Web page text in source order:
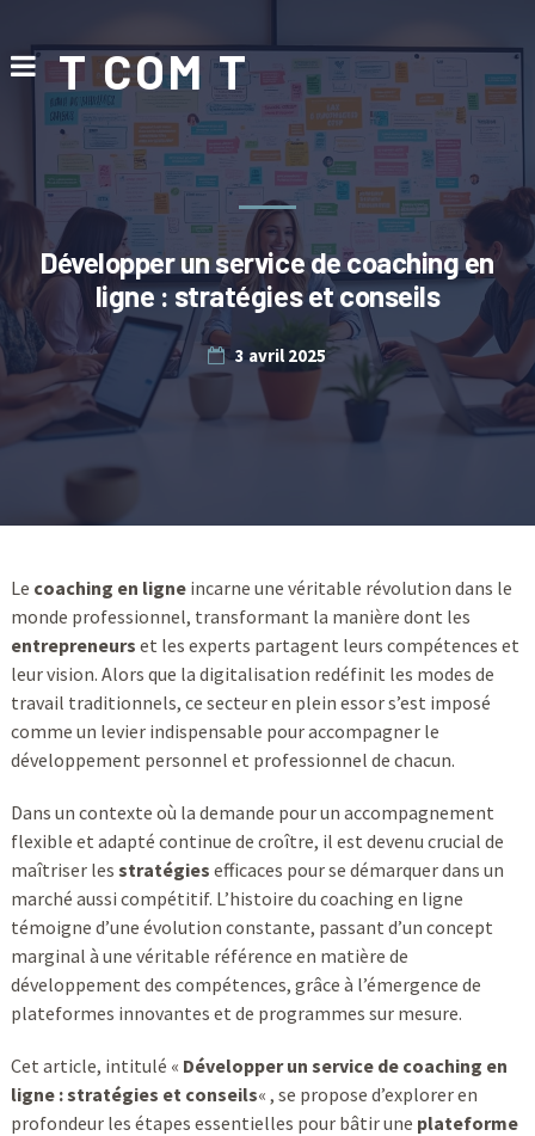
T COM T
Développer un service de coaching en
ligne : stratégies et conseils
3 avril 2025
Le coaching en ligneincarne une véritable révolution dans le
monde professionnel, transformant la manière dont les
entrepreneurs et les experts partagent leurs compétences et
leur vision. Alors que la digitalisation redéfinit les modes de
travail traditionnels, ce secteur en plein essor s’est imposé
comme un levier indispensable pour accompagner le
développement personnel et professionnel de chacun.
Dans un contexte où la demande pour un accompagnement
flexible et adapté continue de croître, il est devenu crucial de
maîtriser les stratégies efficaces pour se démarquer dans un
marché aussi compétitif. L’histoire du coaching en ligne
témoigne d’une évolution constante, passant d’un concept
marginal à une véritable référence en matière de
développement des compétences, grâce à l’émergence de
plateformes innovantes et de programmes sur mesure.
Cet article, intitulé « Développer un service de coaching en
ligne : stratégies et conseils« , se propose d’explorer en
profondeur les étapes essentielles pour bâtir une plateforme